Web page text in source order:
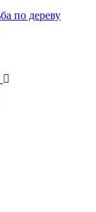
по дереву